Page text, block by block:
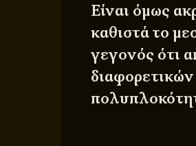
Είναι όμως
καθιστά το
γεγονός ότι